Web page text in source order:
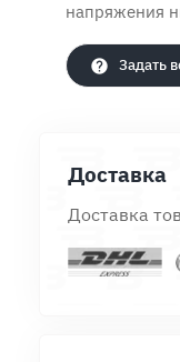
напряжения
Задать
Доставка
Доставка